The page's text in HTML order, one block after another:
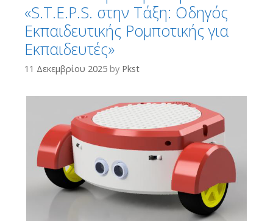
«S.T.E.P.S. στην Τάξη: Οδηγός
Εκπαιδευτικής Ρομποτικής για
Εκπαιδευτές»
11 Δεκεμβρίου 2025 by Pkst